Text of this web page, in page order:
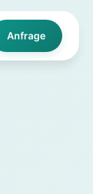
Anfrage